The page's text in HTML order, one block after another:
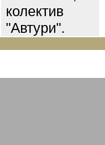
колектив
"Автури".